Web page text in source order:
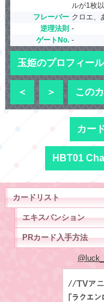
ルが1枚
フレーバー クロエ、
逆理法則 -
ゲートNo. -
玉姫のプロフィール
＜ ＞ この
カー
HBT01
カードリスト
エキスパンション
PRカード入手方法